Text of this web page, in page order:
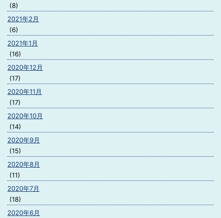
(8)
2021年2月
(6)
2021年1月
(16)
2020年12月
(17)
2020年11月
(17)
2020年10月
(14)
2020年9月
(15)
2020年8月
(11)
2020年7月
(18)
2020年6月